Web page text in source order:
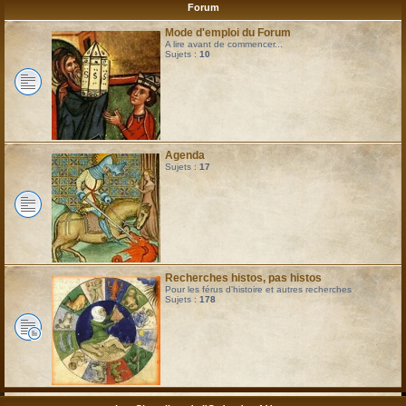
Forum
Mode d'emploi du Forum
A lire avant de commencer...
Sujets : 10
Agenda
Sujets : 17
Recherches histos, pas histos
Pour les férus d'histoire et autres recherches
Sujets : 178